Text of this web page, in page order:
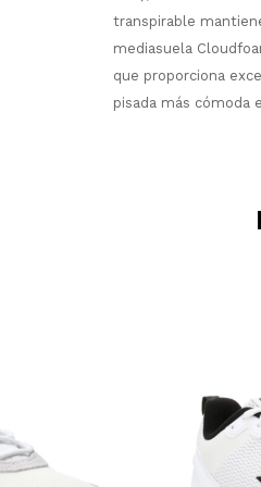
transpirable
mediasuela
que proporciona
pisada más cómoda